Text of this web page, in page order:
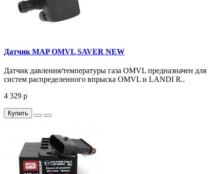
Датчик MAP OMVL SAVER NEW
Датчик давления/температуры газа OMVL предназначен для
систем распределенного впрыска OMVL и LANDI R..
4 329 р
Купить